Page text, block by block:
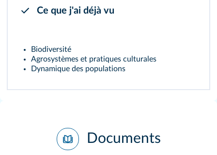
Ce que j'ai déjà vu
Biodiversité
Agrosystèmes et pratiques culturales
Dynamique des populations
Documents